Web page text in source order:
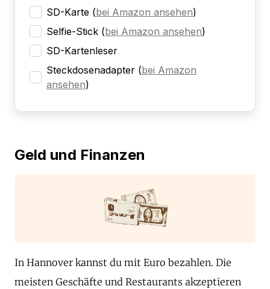
SD-Karte (bei Amazon ansehen)
Selfie-Stick (bei Amazon ansehen)
SD-Kartenleser
Steckdosenadapter (bei Amazon
ansehen)
Geld und Finanzen
In Hannover kannst du mit Euro bezahlen. Die
meisten Geschäfte und Restaurants akzeptieren